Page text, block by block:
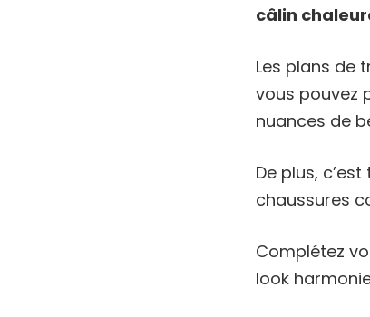
câlin
Les plans de
vous pouvez
nuances de
De plus,
chaussures
Complétez
look